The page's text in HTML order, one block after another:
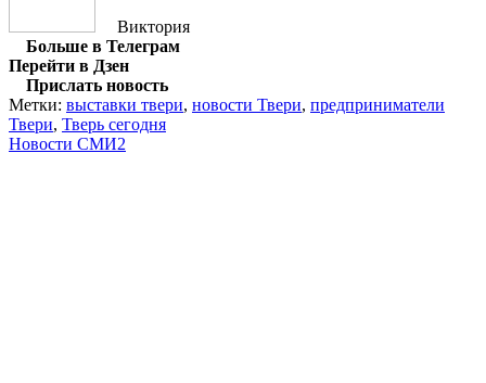
Виктория
Больше в Телеграм
Перейти в Дзен
Прислать новость
Метки: выставки твери, новости Твери, предприниматели
Твери, Тверь сегодня
Новости СМИ2